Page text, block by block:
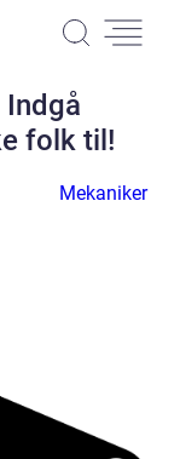
folk til!
Mekaniker